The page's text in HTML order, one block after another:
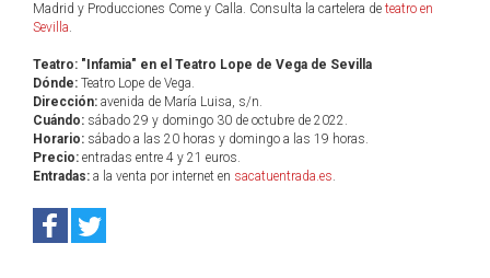
Madrid y Producciones Come y Calla. Consulta la cartelera de teatro en
Sevilla.
Teatro: "Infamia" en el Teatro Lope de Vega de Sevilla
Dónde: Teatro Lope de Vega.
Dirección: avenida de María Luisa, s/n.
Cuándo: sábado 29 y domingo 30 de octubre de 2022.
Horario: sábado a las 20 horas y domingo a las 19 horas.
Precio: entradas entre 4 y 21 euros.
Entradas: a la venta por internet en sacatuentrada.es.